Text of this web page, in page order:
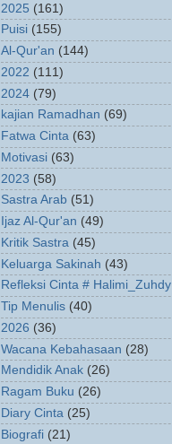
2025 (161)
Puisi (155)
Al-Qur'an (144)
2022 (111)
2024 (79)
kajian Ramadhan (69)
Fatwa Cinta (63)
Motivasi (63)
2023 (58)
Sastra Arab (51)
Ijaz Al-Qur'an (49)
Kritik Sastra (45)
Keluarga Sakinah (43)
Refleksi Cinta # Halimi_Zuhdy
Tip Menulis (40)
2026 (36)
Wacana Kebahasaan (28)
Mendidik Anak (26)
Ragam Buku (26)
Diary Cinta (25)
Biografi (21)